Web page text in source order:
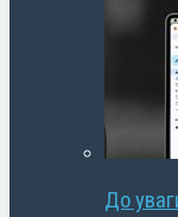
До